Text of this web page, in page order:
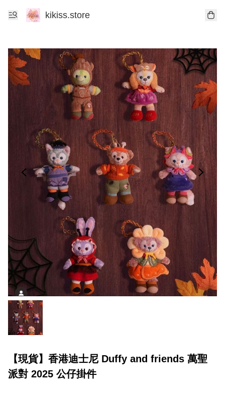
kikiss.store
【現貨】香港迪士尼 Duffy and friends 萬聖
派對 2025 公仔掛件